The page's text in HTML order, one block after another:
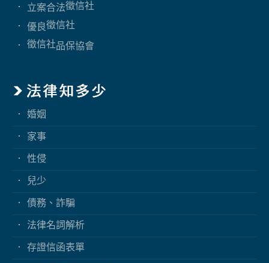
立案合法徵信社
優良徵信社
徵信社品保協會
婚姻
家事
性侵
兒少
債務、詐騙
法律名詞解析
存證信函表單